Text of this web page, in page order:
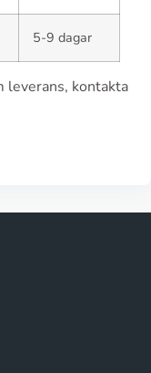
5-9 dagar
leverans, kontakta